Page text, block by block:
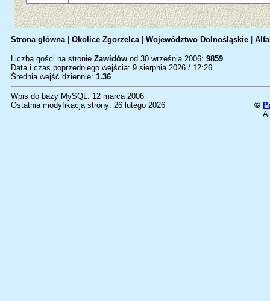
Strona główna| Okolice Zgorzelca| Województwo Dolnośląskie
Liczba gości na stronie Zawidów od 30 września 2006: 9859
Data i czas poprzedniego wejścia: 9 sierpnia 2026 / 12:26
Średnia wejść dziennie: 1.36
Wpis do bazy MySQL: 12 marca 2006
Ostatnia modyfikacja strony: 26 lutego 2026
©